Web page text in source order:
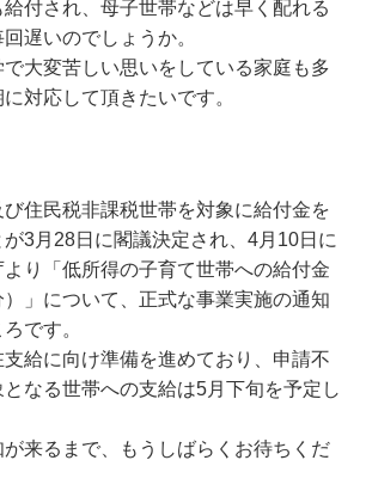
付され、母子世帯などは早く配れる
遅いのでしょうか。
大変苦しい思いをしている家庭も多
対応して頂きたいです。
住民税非課税世帯を対象に給付金を
3月28日に閣議決定され、4月10日に
り「低所得の子育て世帯への給付金
）」について、正式な事業実施の通知
です。
給に向け準備を進めており、申請不
なる世帯への支給は5月下旬を予定し
来るまで、もうしばらくお待ちくだ